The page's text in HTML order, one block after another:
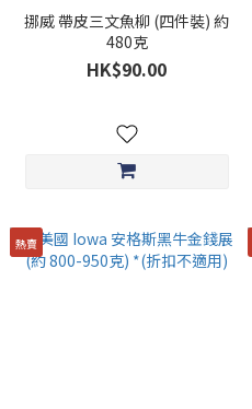
挪威 帶皮三文魚柳 (四件裝) 約
480克
HK$90.00
熱賣